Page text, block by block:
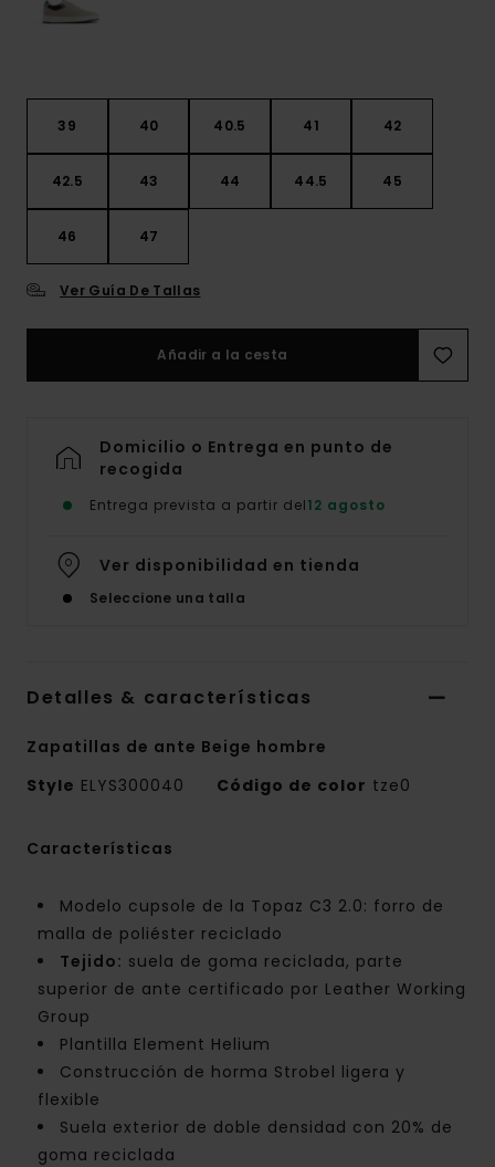
39 40 40.5 41 42
42.5 43 44 44.5 45
46 47
Ver Guía De Tallas
Añadir a la cesta
Domicilio o Entrega en punto de
recogida
Entrega prevista a partir del12 agosto
Ver disponibilidad en tienda
Seleccione una talla
Detalles & características
Zapatillas de ante Beige hombre
Style ELYS300040 Código de color tze0
Características
Modelo cupsole de la Topaz C3 2.0: forro de
malla de poliéster reciclado
Tejido: suela de goma reciclada, parte
superior de ante certificado por Leather Working
Group
Plantilla Element Helium
Construcción de horma Strobel ligera y
flexible
Suela exterior de doble densidad con 20% de
goma reciclada